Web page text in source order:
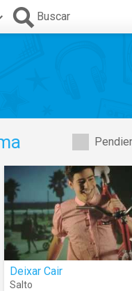
Buscar
Deixar Cair
Salto